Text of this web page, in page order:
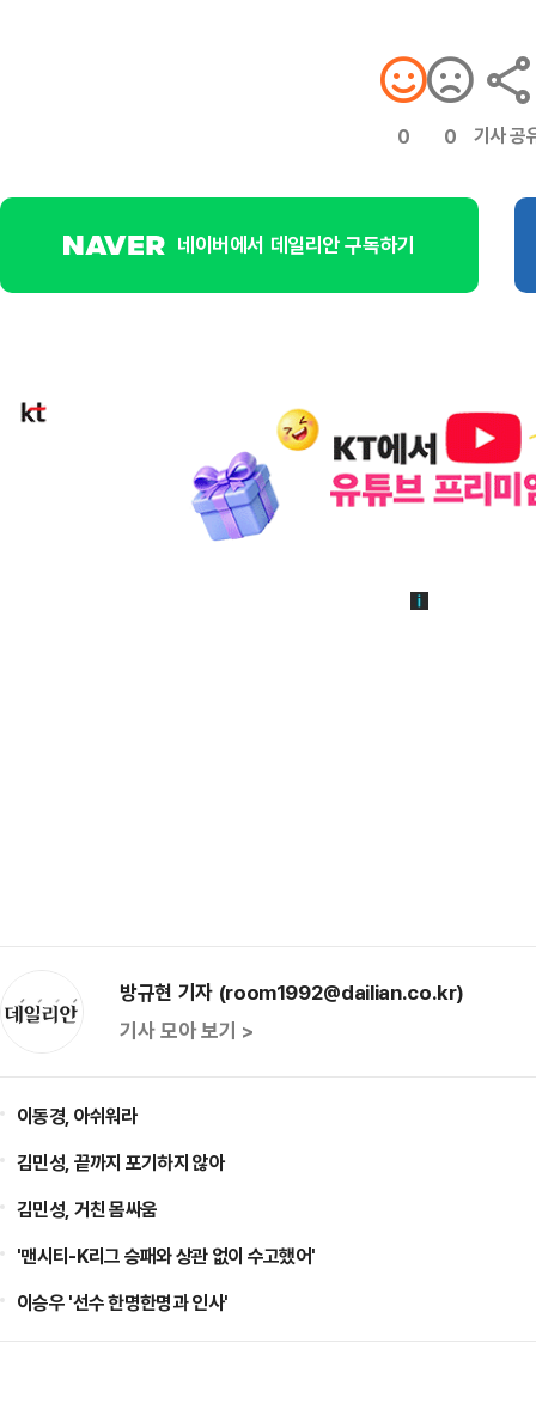
0 0 기사 공
네이버에서 데일리안 구독하기
방규현 기자 (room1992@dailian.co.kr)
기사 모아 보기 >
이동경, 아쉬워라
김민성, 끝까지 포기하지 않아
김민성, 거친 몸싸움
'맨시티-K리그 승패와 상관 없이 수고했어'
이승우 '선수 한명한명과 인사'